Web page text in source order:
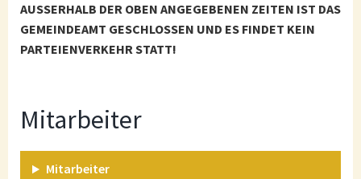
AUSSERHALB DER OBEN ANGEGEBENEN ZEITEN IST DAS
GEMEINDEAMT GESCHLOSSEN UND ES FINDET KEIN
PARTEIENVERKEHR STATT!
Mitarbeiter
Mitarbeiter